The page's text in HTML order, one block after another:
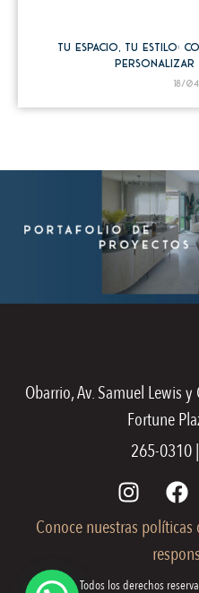
Tu Espacio, tu Estilo:
18/
Obarrio, Av. Samuel Lewis
Fortune
265-0310
Conoce nuestras
© 2026. Todos los derechos